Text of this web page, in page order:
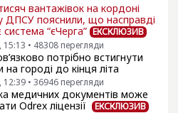
вантажівок на кордоні
ДПСУ пояснили, що насправді
система “єЧерга” ЕКСКЛЮЗИВ
15:13 • 48308 перегляди
потрібно встигнути
на городі до кінця літа
12:39 • 36946 перегляди
медичних документів може
Odrex ліцензії
ЕКСКЛЮЗИВ